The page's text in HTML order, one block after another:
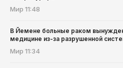
Мир 11:48
В Йемене больные раком
медицине из-за разрушенной
Мир 11:34